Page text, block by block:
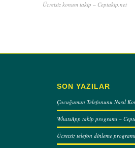
Ücretsiz konum takip – Ceptakip.net
SON YAZILAR
Çocuğumun Telefonunu Nasıl
WhatsApp takip programı –
Ücretsiz telefon dinleme